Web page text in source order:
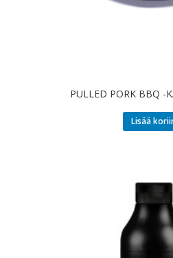
PULLED PORK BBQ -
Lisää